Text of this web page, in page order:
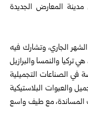
المعارض الجديدة
وتستمر فعاليات المعرض 4 أيام، لغاية 12 الشهر الجاري، وتشارك فيه
هي تركيا والنمسا والبرازيل
في الصناعات التجميلية
والعبوات البلاستيكية
المساندة، مع طيف واسع